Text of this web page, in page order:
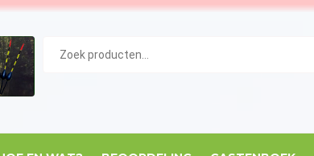
DeDobberWinkel.nl
naar: